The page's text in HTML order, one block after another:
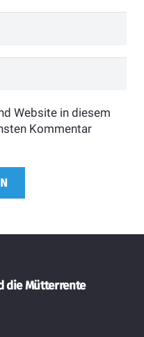
Website in diesem
Kommentar
die Mütterrente